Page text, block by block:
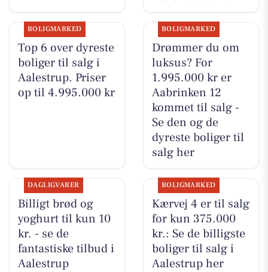
BOLIGMARKED
Top 6 over dyreste
boliger til salg i
Aalestrup. Priser
op til 4.995.000 kr
BOLIGMARKED
Drømmer du om
luksus? For
1.995.000 kr er
Aabrinken 12
kommet til salg -
Se den og de
dyreste boliger til
salg her
DAGLIGVARER
Billigt brød og
yoghurt til kun 10
kr. - se de
fantastiske tilbud i
Aalestrup
BOLIGMARKED
Kærvej 4 er til salg
for kun 375.000
kr.: Se de billigste
boliger til salg i
Aalestrup her